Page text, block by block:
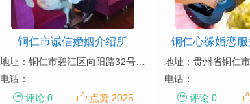
铜仁市诚信婚姻介绍所
电话：
评论 0
点赞 2025
铜仁心缘婚恋服
电话：
评论 0